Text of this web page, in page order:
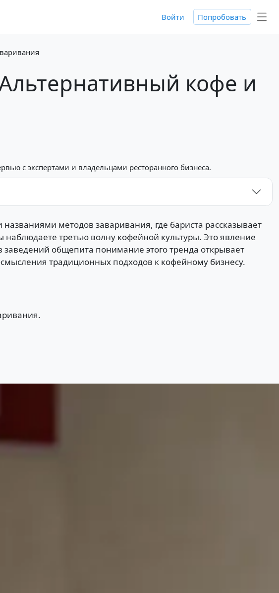
Войти Попробовать
кофе и
с экспертами и владельцами ресторанного бизнеса.
методов заваривания, где бариста рассказывает
третью волну кофейной культуры. Это явление
общепита понимание этого тренда открывает
традиционных подходов к кофейному бизнесу.